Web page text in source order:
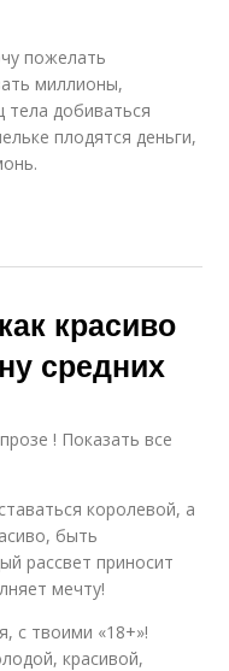
пожелать
миллионы,
тела добиваться
плодятся деньги,
красиво
средних
! Показать все
королевой, а
быть
рассвет приносит
мечту!
с твоими «18+»!
красивой,